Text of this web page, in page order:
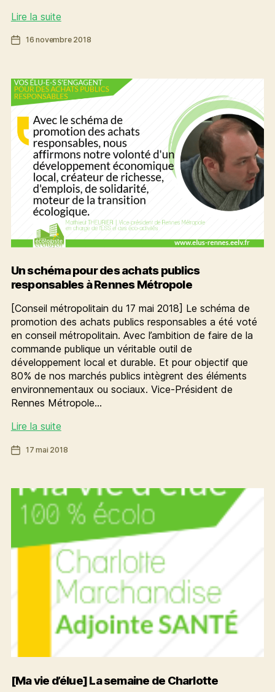
Lire la suiteOrientations
de
:
il
des
moyens
pour
la
transition
énergétique
Date16 novembre 2018
Un schéma pour des achats publics
responsables à Rennes Métropole
[Conseil métropolitain du 17 mai 2018] Le schéma de
promotion des achats publics responsables a été voté
en conseil métropolitain. Avec l’ambition de faire de la
commande publique un véritable outil de
développement local et durable. Et pour objectif que
80% de nos marchés publics intègrent des éléments
environnementaux ou sociaux. Vice-Président de
Rennes Métropole…
Lire la suiteUn
pour
publics
responsables
Métropole
Date17 mai 2018
[Ma vie d’élue] La semaine de Charlotte